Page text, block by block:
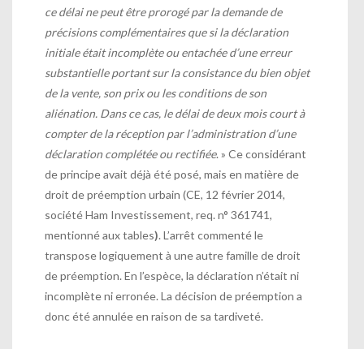
ce délai ne peut être prorogé par la demande de
précisions complémentaires que si la déclaration
initiale était incomplète ou entachée d’une erreur
substantielle portant sur la consistance du bien objet
de la vente, son prix ou les conditions de son
aliénation. Dans ce cas, le délai de deux mois court à
compter de la réception par l’administration d’une
déclaration complétée ou rectifiée. » Ce considérant
de principe avait déjà été posé, mais en matière de
droit de préemption urbain (CE, 12 février 2014,
société Ham Investissement, req. n° 361741,
mentionné aux tables). L’arrêt commenté le
transpose logiquement à une autre famille de droit
de préemption. En l’espèce, la déclaration n’était ni
incomplète ni erronée. La décision de préemption a
donc été annulée en raison de sa tardiveté.